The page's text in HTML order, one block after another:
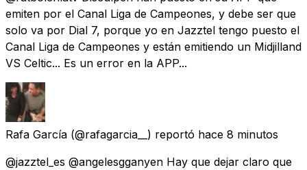
emiten por el Canal Liga de Campeones, y debe ser que
solo va por Dial 7, porque yo en Jazztel tengo puesto el
Canal Liga de Campeones y están emitiendo un Midjilland
VS Celtic... Es un error en la APP...
Rafa García (@rafagarcia__) reportó hace 8 minutos
@jazztel_es @angelesgganyen Hay que dejar claro que